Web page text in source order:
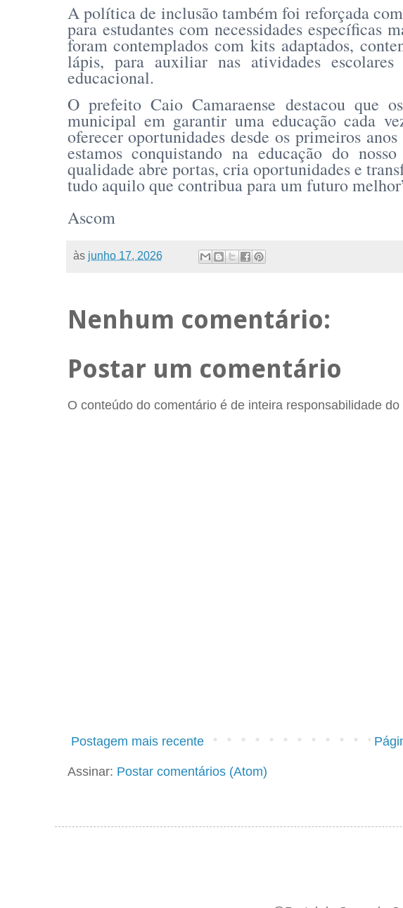
A política de inclusão também foi reforçada
para estudantes com necessidades específicas
foram contemplados com kits adaptados,
lápis, para auxiliar nas atividades
educacional.
O prefeito Caio Camaraense destacou que
municipal em garantir uma educação cada
oferecer oportunidades desde os primeiros
estamos conquistando na educação do
qualidade abre portas, cria oportunidades e
tudo aquilo que contribua para um futuro
Ascom
às junho 17, 2026
Nenhum comentário:
Postar um comentário
O conteúdo do comentário é de inteira responsabilidade do
Postagem mais recente
Assinar: Postar comentários (Atom)